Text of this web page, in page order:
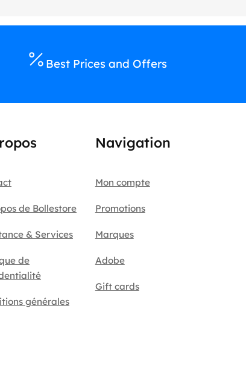
Best Prices and Offers
de Bollestore
& Services
de
générales
Navigation
Mon compte
Promotions
Marques
Adobe
Gift cards